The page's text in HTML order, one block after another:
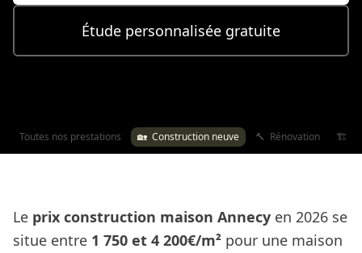
Étude personnalisée gratuite
Toutes nos prestations 🏡 Construction neuve 🔨 Rénovation 🏗️
Le prix construction maison Annecy en 2026 se
situe entre 1 750 et 4 200€/m² pour une maison